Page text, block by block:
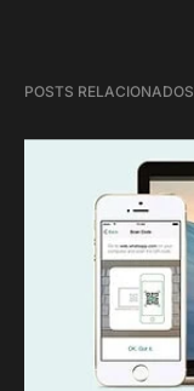
POSTS RELACIONADOS